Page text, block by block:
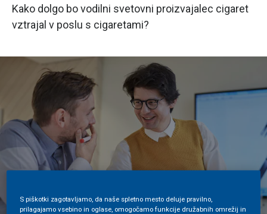
Kako dolgo bo vodilni svetovni proizvajalec cigaret
vztrajal v poslu s cigaretami?
S piškotki zagotavljamo, da naše spletno mesto deluje pravilno,
prilagajamo vsebino in oglase, omogočamo funkcije družabnih omrežij in